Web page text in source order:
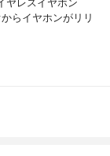
ヤレスイヤホン
らイヤホンがリリ